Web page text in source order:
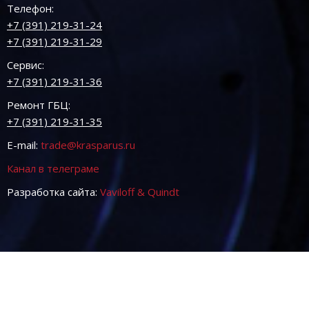
Телефон:
+7 (391) 219-31-24
+7 (391) 219-31-29
Сервис:
+7 (391) 219-31-36
Ремонт ГБЦ:
+7 (391) 219-31-35
E-mail: trade@krasparus.ru
Канал в телеграме
Разработка сайта: Vaviloff & Quindt